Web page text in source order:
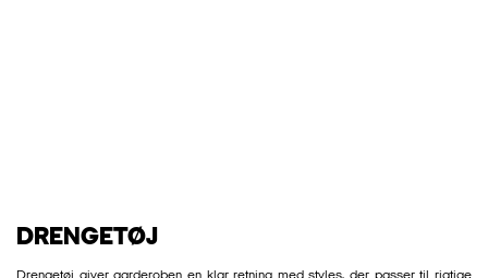
DRENGETØJ